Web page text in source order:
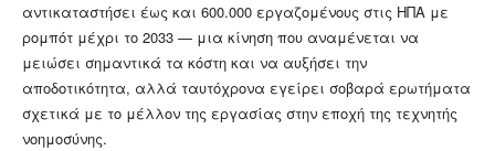
αντικαταστήσει έως και 600.000 εργαζομένους στις ΗΠΑ με
ρομπότ μέχρι το 2033 — μια κίνηση που αναμένεται να
μειώσει σημαντικά τα κόστη και να αυξήσει την
αποδοτικότητα, αλλά ταυτόχρονα εγείρει σοβαρά ερωτήματα
σχετικά με το μέλλον της εργασίας στην εποχή της τεχνητής
νοημοσύνης.